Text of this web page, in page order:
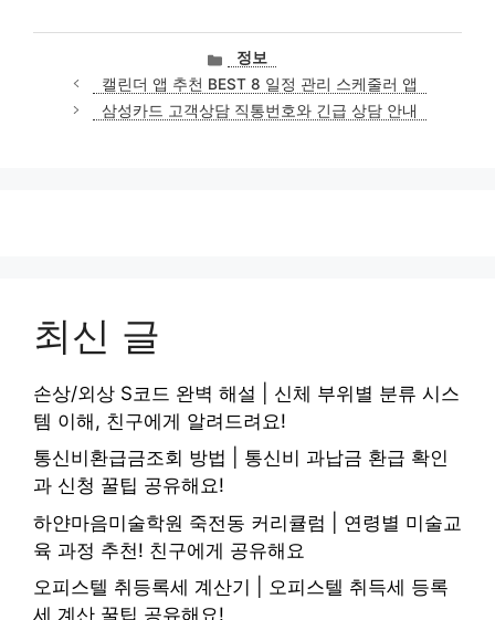
카
테
고
리
정보
캘린더 앱 추천 BEST 8 일정 관리 스케줄러 앱
삼성카드 고객상담 직통번호와 긴급 상담 안내
최신 글
손상/외상 S코드 완벽 해설 | 신체 부위별 분류 시스
템 이해, 친구에게 알려드려요!
통신비환급금조회 방법 | 통신비 과납금 환급 확인
과 신청 꿀팁 공유해요!
하얀마음미술학원 죽전동 커리큘럼 | 연령별 미술교
육 과정 추천! 친구에게 공유해요
오피스텔 취등록세 계산기 | 오피스텔 취득세 등록
세 계산 꿀팁 공유해요!